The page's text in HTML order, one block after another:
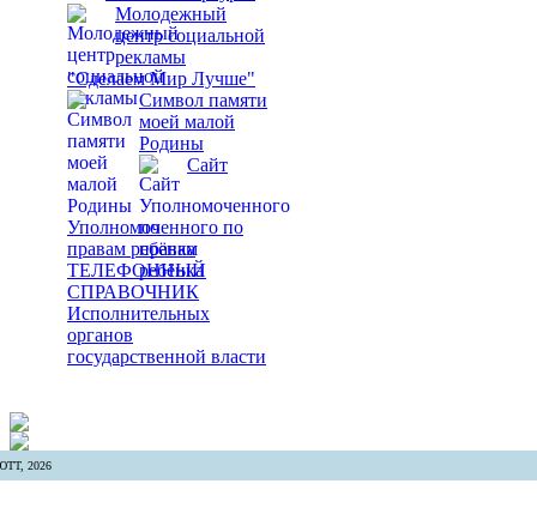
Молодежный
центр социальной
рекламы
"Сделаем Мир Лучше"
Символ памяти
моей малой
Родины
Сайт
Уполномоченного по
правам ребёнка
ТЕЛЕФОННЫЙ
СПРАВОЧНИК
Исполнительных
органов
государственной власти
2026